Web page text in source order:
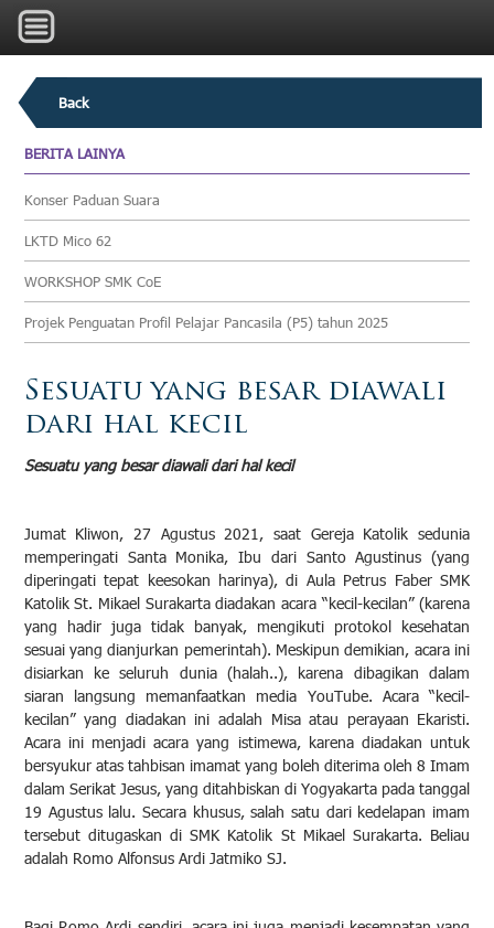
Back
BERITA LAINYA
Konser Paduan Suara
LKTD Mico 62
WORKSHOP SMK CoE
Projek Penguatan Profil Pelajar Pancasila (P5) tahun 2025
Sesuatu yang besar diawali
dari hal kecil
Sesuatu yang besar diawali dari hal kecil
Jumat Kliwon, 27 Agustus 2021, saat Gereja Katolik sedunia
memperingati Santa Monika, Ibu dari Santo Agustinus (yang
diperingati tepat keesokan harinya), di Aula Petrus Faber SMK
Katolik St. Mikael Surakarta diadakan acara “kecil-kecilan” (karena
yang hadir juga tidak banyak, mengikuti protokol kesehatan
sesuai yang dianjurkan pemerintah). Meskipun demikian, acara ini
disiarkan ke seluruh dunia (halah..), karena dibagikan dalam
siaran langsung memanfaatkan media YouTube. Acara “kecil-
kecilan” yang diadakan ini adalah Misa atau perayaan Ekaristi.
Acara ini menjadi acara yang istimewa, karena diadakan untuk
bersyukur atas tahbisan imamat yang boleh diterima oleh 8 Imam
dalam Serikat Jesus, yang ditahbiskan di Yogyakarta pada tanggal
19 Agustus lalu. Secara khusus, salah satu dari kedelapan imam
tersebut ditugaskan di SMK Katolik St Mikael Surakarta. Beliau
adalah Romo Alfonsus Ardi Jatmiko SJ.